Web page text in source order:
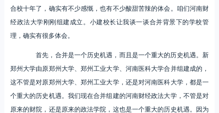
合校十年了，确实有不少感慨，也有不少酸甜苦辣的体会。咱们河南财
经政法大学刚刚组建成立。小建校长让我谈一谈合并背景下的学校管
理，确实有很多体会。
首先，合并是一个历史机遇，而且是一个重大的历史机遇。新
郑州大学由原郑州大学、郑州工业大学、河南医科大学合并组建成的，
这不管是对原郑州大学、郑州工业大学，还是对河南医科大学，都是一
个重大的历史机遇。我们现在合并组建的河南财经政法大学，不管是对
原来的财院，还是原来的政法学院，这也是一个重大的历史机遇。因为